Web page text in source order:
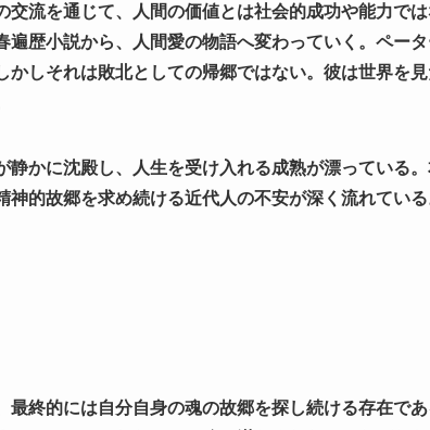
交流を通じて、人間の価値とは社会的成功や能力で
遍歴小説から、人間愛の物語へ変わっていく。ペー
かしそれは敗北としての帰郷ではない。彼は世界を
静かに沈殿し、人生を受け入れる成熟が漂っている
神的故郷を求め続ける近代人の不安が深く流れてい
最終的には自分自身の魂の故郷を探し続ける存在で